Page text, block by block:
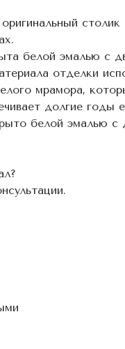
белой эмалью с
отделки
мрамора,
долгие годы
белой эмалью с